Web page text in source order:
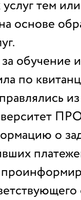
тем
основе
обучение
по
о